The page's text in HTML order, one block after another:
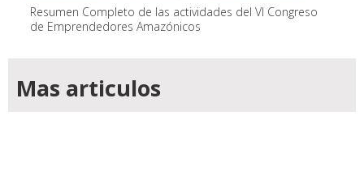
Resumen Completo de las actividades del VI Congreso
de Emprendedores Amazónicos
Mas articulos